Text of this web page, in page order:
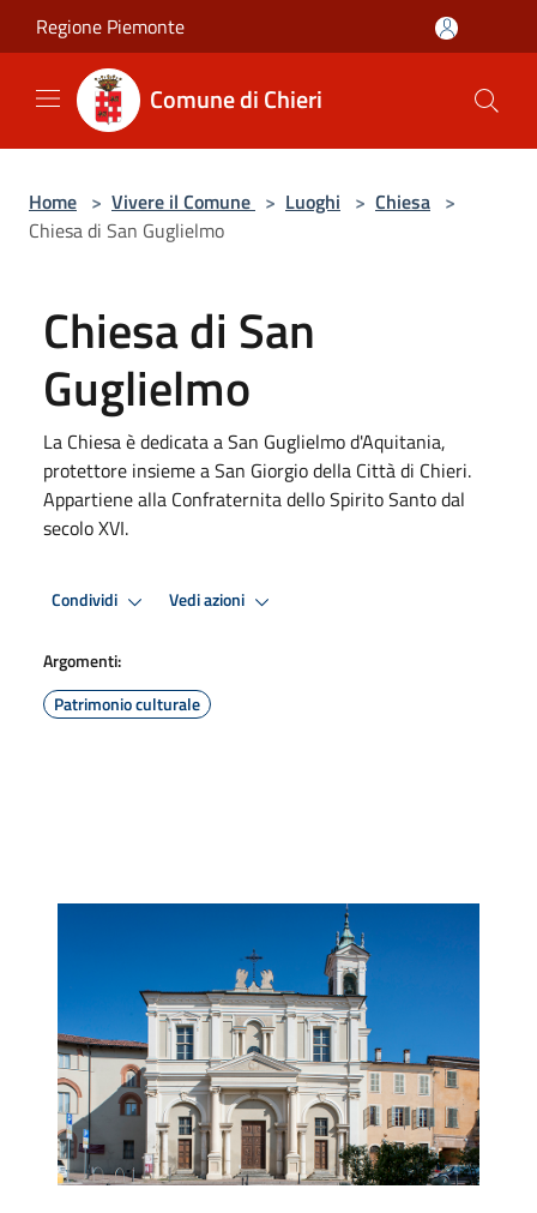
Salta al contenuto principale
Regione Piemonte
Comune di Chieri
Home > Vivere il Comune > Luoghi > Chiesa >
Chiesa di San Guglielmo
Chiesa di San
Guglielmo
La Chiesa è dedicata a San Guglielmo d'Aquitania,
protettore insieme a San Giorgio della Città di Chieri.
Appartiene alla Confraternita dello Spirito Santo dal
secolo XVI.
Condividi Vedi azioni
Argomenti:
Patrimonio culturale